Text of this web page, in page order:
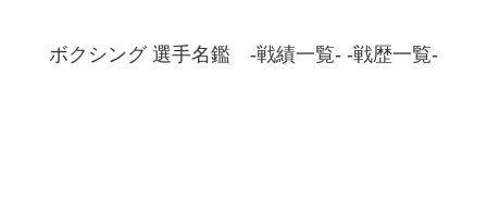
ボクシング 選手名鑑 -戦績一覧- -戦歴一覧-